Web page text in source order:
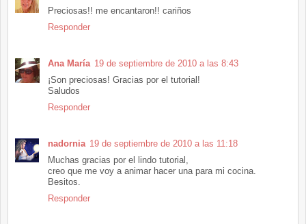
Preciosas!! me encantaron!! cariños
Responder
Ana María 19 de septiembre de 2010 a las 8:43
¡Son preciosas! Gracias por el tutorial!
Saludos
Responder
nadornia 19 de septiembre de 2010 a las 11:18
Muchas gracias por el lindo tutorial,
creo que me voy a animar hacer una para mi cocina.
Besitos.
Responder